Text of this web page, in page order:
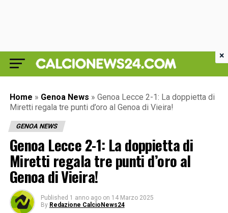
Home » Genoa News » Genoa Lecce 2-1: La doppietta di
Miretti regala tre punti d’oro al Genoa di Vieira!
GENOA NEWS
Genoa Lecce 2-1: La doppietta di
Miretti regala tre punti d’oro al
Genoa di Vieira!
Published 1 anno ago on 14 Marzo 2025
By Redazione CalcioNews24
×